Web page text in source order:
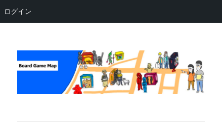
ログイン
Board Game Map